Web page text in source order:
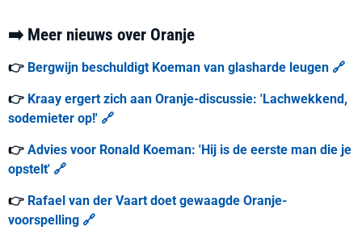
➡️ Meer nieuws over Oranje
👉 Bergwijn beschuldigt Koeman van glasharde leugen 🔗
👉 Kraay ergert zich aan Oranje-discussie: 'Lachwekkend,
sodemieter op!' 🔗
👉 Advies voor Ronald Koeman: 'Hij is de eerste man die je
opstelt' 🔗
👉 Rafael van der Vaart doet gewaagde Oranje-
voorspelling 🔗